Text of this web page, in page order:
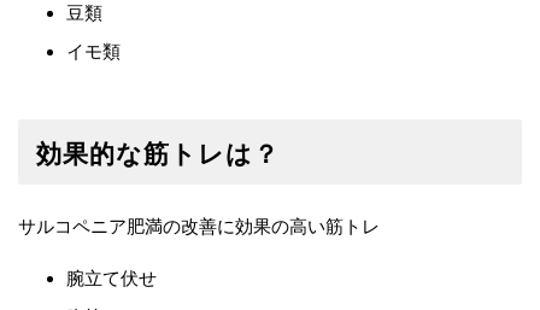
豆類
イモ類
効果的な筋トレは？
サルコペニア肥満の改善に効果の高い筋トレ
腕立て伏せ